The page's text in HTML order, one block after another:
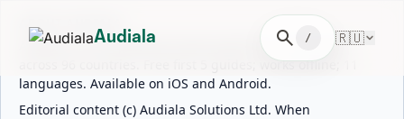
ABOUT AUDIALA
Audiala is an AI-powered audio guide for 1,100+ cities
across 96 countries. Free first 5 guides; works offline; 11
languages. Available on iOS and Android.
Editorial content (c) Audiala Solutions Ltd. When
Audiala search / 🇷🇺